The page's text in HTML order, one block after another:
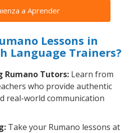
a Aprender
Lessons in
Language Trainers?
Rumano Tutors: Learn from
who provide authentic
real-world communication
Take your Rumano lessons at